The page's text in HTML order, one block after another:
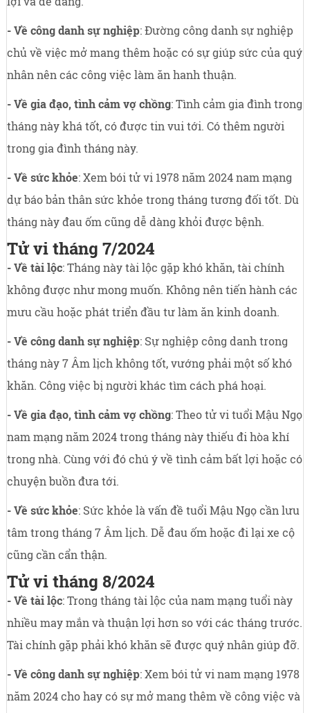
- Về công danh sự nghiệp: Đường công danh sự nghiệp
chủ về việc mở mang thêm hoặc có sự giúp sức của quý
nhân nên các công việc làm ăn hanh thuận.
- Về gia đạo, tình cảm vợ chồng: Tình cảm gia đình trong
tháng này khá tốt, có được tin vui tới. Có thêm người
trong gia đình tháng này.
- Về sức khỏe: Xem bói tử vi 1978 năm 2024 nam mạng
dự báo bản thân sức khỏe trong tháng tương đối tốt. Dù
tháng này đau ốm cũng dễ dàng khỏi được bệnh.
Tử vi tháng 7/2024
- Về tài lộc: Tháng này tài lộc gặp khó khăn, tài chính
không được như mong muốn. Không nên tiến hành các
mưu cầu hoặc phát triển đầu tư làm ăn kinh doanh.
- Về công danh sự nghiệp: Sự nghiệp công danh trong
tháng này 7 Âm lịch không tốt, vướng phải một số khó
khăn. Công việc bị người khác tìm cách phá hoại.
- Về gia đạo, tình cảm vợ chồng: Theo tử vi tuổi Mậu Ngọ
nam mạng năm 2024 trong tháng này thiếu đi hòa khí
trong nhà. Cùng với đó chú ý về tình cảm bất lợi hoặc có
chuyện buồn đưa tới.
- Về sức khỏe: Sức khỏe là vấn đề tuổi Mậu Ngọ cần lưu
tâm trong tháng 7 Âm lịch. Dễ đau ốm hoặc đi lại xe cộ
cũng cần cẩn thận.
Tử vi tháng 8/2024
- Về tài lộc: Trong tháng tài lộc của nam mạng tuổi này
nhiều may mắn và thuận lợi hơn so với các tháng trước.
Tài chính gặp phải khó khăn sẽ được quý nhân giúp đỡ.
- Về công danh sự nghiệp: Xem bói tử vi nam mạng 1978
năm 2024 cho hay có sự mở mang thêm về công việc và